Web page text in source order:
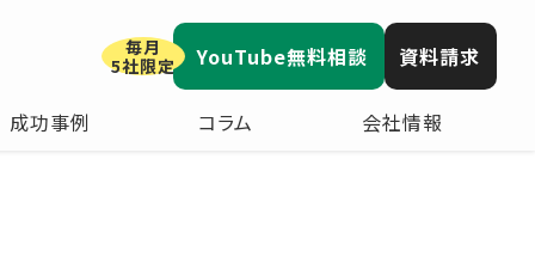
成功事例 コラム 会社情報
毎月
5社限定
YouTube無料相談 資料請求